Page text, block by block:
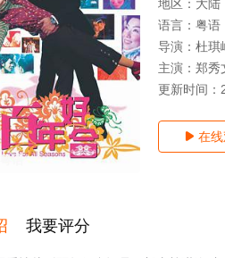
语
地区： 大陆
语言： 粤语
导演： 杜琪
主演： 郑秀
更新时间：
 在
我要评分